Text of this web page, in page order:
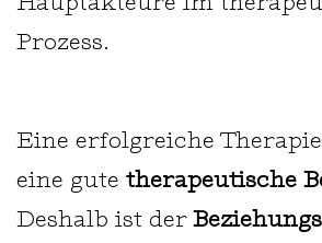
Prozess.
Eine erfolgreiche
eine gute therapeutische
Deshalb ist der